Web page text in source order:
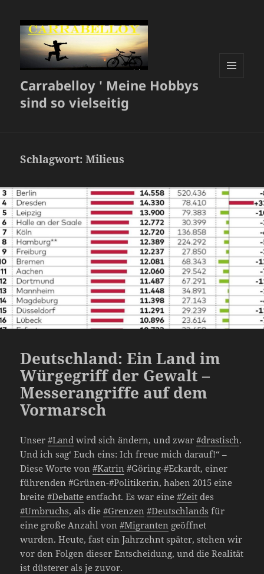
Carrabelloy ' Meine Hobbys
sind so vielseitig
Schlagwort:Milieus
Deutschland: Ein Land im
Würgegriff der Gewalt –
Messerangriffe auf dem
Vormarsch
Unser#Land wird sich ändern, und zwar#drastisch.
Und ich sag‘ Euch eins: Ich freue mich darauf!“ –
Diese Worte von#Katrin #Göring-#Eckardt, einer
führenden #Grünen-#Politikerin, haben 2015 eine
breite#Debatte entfacht. Es war eine#Zeit des
#Umbruchs, als die#Grenzen #Deutschlands für
eine große Anzahl von#Migranten geöffnet
wurden. Heute, fast ein Jahrzehnt später, stehen wir
vor den Folgen dieser Entscheidung, und die Realität
ist düsterer als je zuvor.